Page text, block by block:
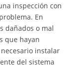
inspección con
En
dañados o mal
que hayan
instalar
del sistema